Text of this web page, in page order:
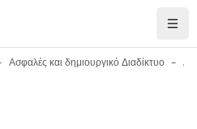
Ασφαλές και δημιουργικό Διαδίκτυο